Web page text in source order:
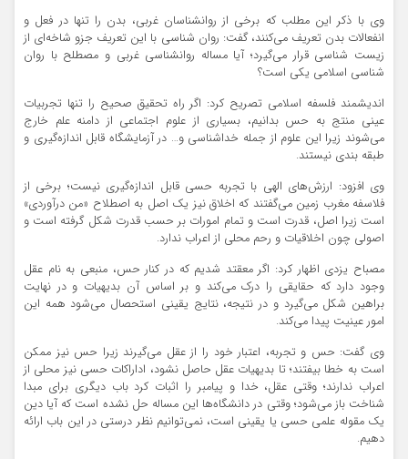
وی با ذکر این مطلب که برخی از روانشناسان غربی، بدن را تنها در فعل و
انفعالات بدن تعریف می‌کنند، گفت: روان شناسی با این تعریف جزو شاخه‌ای از
زیست شناسی قرار می‌گیرد؛ آیا مساله روانشناسی غربی و مصطلح با روان
شناسی اسلامی یکی است؟
اندیشمند فلسفه اسلامی تصریح کرد: اگر راه تحقیق صحیح را تنها تجربیات
عینی منتج به حس بدانیم، بسیاری از علوم اجتماعی از دامنه علم خارج
می‌شوند زیرا این علوم از جمله خداشناسی و… در آزمایشگاه قابل اندازه‌گیری و
طبقه بندی نیستند.
وی افزود: ارزش‌های الهی با تجربه حسی قابل اندازه‌گیری نیست؛ برخی از
فلاسفه مغرب زمین می‌گفتند که اخلاق نیز یک اصل به اصطلاح «من درآوردی»
است زیرا اصل، قدرت است و تمام امورات بر حسب قدرت شکل گرفته است و
اصولی چون اخلاقیات و رحم محلی از اعراب ندارد.
مصباح یزدی اظهار کرد: اگر معقتد شدیم که در کنار حس، منبعی به نام عقل
وجود دارد که حقایقی را درک می‌کند و بر اساس آن بدیهیات و در نهایت
براهین شکل می‌گیرد و در نتیجه، نتایج یقینی استحصال می‌شود همه این
امور عینیت پیدا می‌کند.
وی گفت: حس و تجربه، اعتبار خود را از عقل می‌گیرند زیرا حس نیز ممکن
است به خطا بیفتند؛ تا بدیهیات عقل حاصل نشود، اداراکات حسی نیز محلی از
اعراب ندارند؛ وقتی عقل، خدا و پیامبر را اثبات کرد باب دیگری برای مبدا
شناخت باز می‌شود؛ وقتی در دانشگاه‌ها این مساله حل نشده است که آیا دین
یک مقوله علمی حسی یا یقینی است، نمی‌توانیم نظر درستی در این باب ارائه
دهیم.